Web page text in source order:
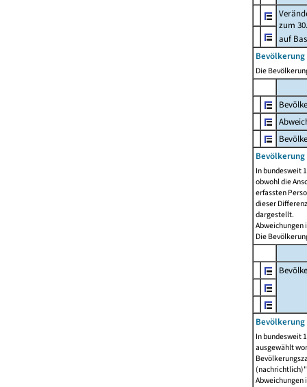
zum
auf
Die
Bevölkerung
In bundesweit
obwohl die
erfassten
dieser
dargestellt.
Abweichungen
Die
In bundesweit
ausgewählt
Abweichungen